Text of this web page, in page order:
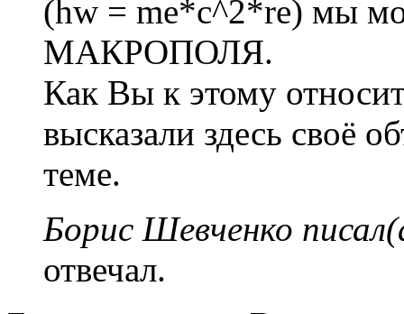
(hw = me*c^2*re) мы
МАКРОПОЛЯ.
Как Вы к этому
высказали здесь своё
теме.
Борис Шевченко
отвечал.